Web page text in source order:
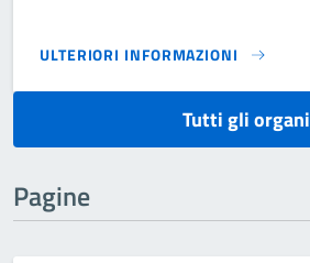
ULTERIORI INFORMAZIONI
CONSIGLIO COMUNALE}
Tutti gli organi
Pagine